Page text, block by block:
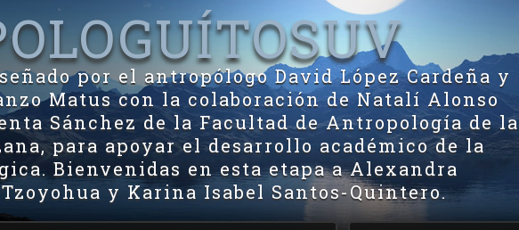
por el antropólogo David López Cardeña y
Matus con la colaboración de Natalí Alonso
Sánchez de la Facultad de Antropología de la
para apoyar el desarrollo académico de la
Bienvenidas en esta etapa a Alexandra
y Karina Isabel Santos-Quintero.